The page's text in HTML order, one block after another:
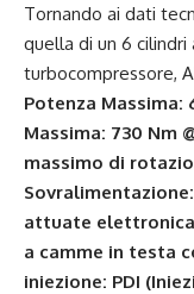
Tornando ai dati
quella di un 6 cilindri
turbocompressore,
Potenza Massima:
Massima: 730 Nm
massimo di
attuate
a camme in testa
iniezione: PDI